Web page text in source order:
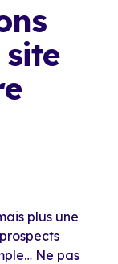
plus une
Ne pas